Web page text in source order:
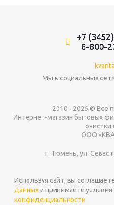
+7
8-800-
Мы в социальных
2010 - 2026 © Все
Интернет-магазин бытовых
очистки
ООО
г. Тюмень, ул.
Используя сайт, вы
данныхи принимаете условия
конфиденциальности